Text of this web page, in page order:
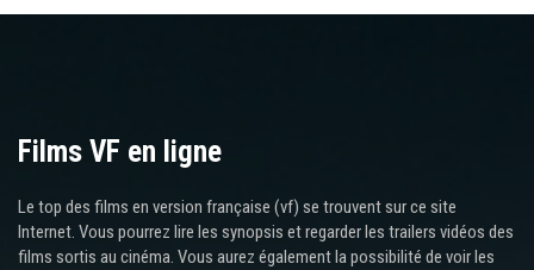
Films VF en ligne
Le top des films en version française (vf) se trouvent sur ce site
Internet. Vous pourrez lire les synopsis et regarder les trailers vidéos des
films sortis au cinéma. Vous aurez également la possibilité de voir les